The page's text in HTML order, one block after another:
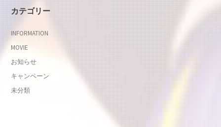
カテゴリー
INFORMATION
MOVIE
お知らせ
キャンペーン
未分類